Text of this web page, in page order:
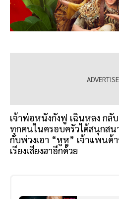
เจ้าพ่อหนังกังฟู เฉินหลง กลับ
ทุกคนในครอบครัวได้สนุกส
กับพ่วงเอา “หูหู” เจ้าแพนด้
เรียงเสียงฮาอีกด้วย